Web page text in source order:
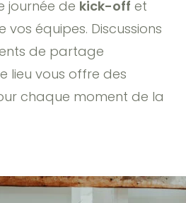
journée de kick-off et
vos équipes. Discussions
de partage
lieu vous offre des
chaque moment de la